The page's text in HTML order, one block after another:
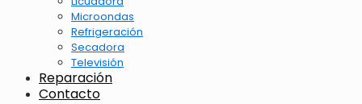
Microondas
Refrigeración
Secadora
Televisión
Reparación
Contacto